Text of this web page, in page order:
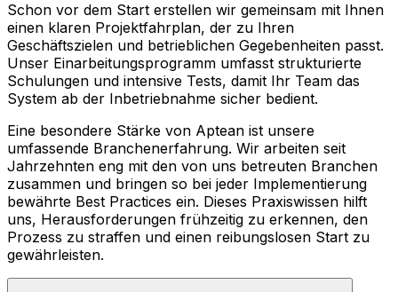
Schon vor dem Start erstellen wir gemeinsam mit Ihnen
einen klaren Projektfahrplan, der zu Ihren
Geschäftszielen und betrieblichen Gegebenheiten passt.
Unser Einarbeitungsprogramm umfasst strukturierte
Schulungen und intensive Tests, damit Ihr Team das
System ab der Inbetriebnahme sicher bedient.
Eine besondere Stärke von Aptean ist unsere
umfassende Branchenerfahrung. Wir arbeiten seit
Jahrzehnten eng mit den von uns betreuten Branchen
zusammen und bringen so bei jeder Implementierung
bewährte Best Practices ein. Dieses Praxiswissen hilft
uns, Herausforderungen frühzeitig zu erkennen, den
Prozess zu straffen und einen reibungslosen Start zu
gewährleisten.